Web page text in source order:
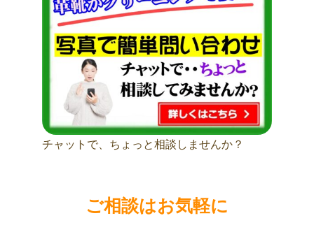
チャットで、ちょっと相談しませんか？
ご相談はお気軽に